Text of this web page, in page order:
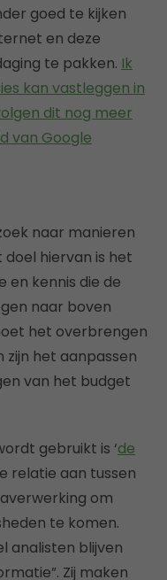
goed te kijken
en deze
te pakken. Ik
kan vastleggen in
dit nog meer
van Google
naar manieren
doel hiervan is het
en kennis die de
naar boven
het overbrengen
zijn het aanpassen
van het budget
gebruikt is ‘de
relatie aan tussen
om
te komen.
analisten blijven
Zij maken